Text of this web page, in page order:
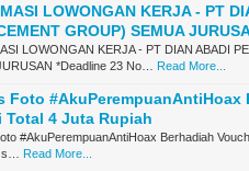
LOWONGAN KERJA - PT
GROUP) SEMUA
LOWONGAN KERJA - PT DIAN ABADI
*Deadline 23 No…
Read More...
Foto #AkuPerempuanAntiHoax
Total 4 Juta Rupiah
#AkuPerempuanAntiHoax Berhadiah
Read More...